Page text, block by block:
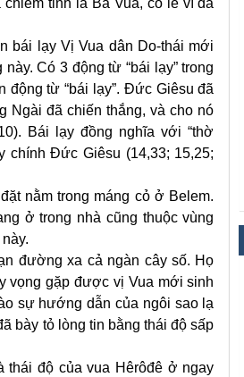
tinh là Ba Vua, có lẽ vì đã
bái lạy Vị Vua dân Do-thái mới
Có 3 động từ “bái lạy” trong
động từ “bái lạy”. Đức Giêsu đã
Ngài đã chiến thắng, và cho nó
Bái lạy đồng nghĩa với “thờ
chính Đức Giêsu (14,33; 15,25;
nằm trong máng cỏ ở Belem.
ở trong nhà cũng thuộc vùng
đường xa cả ngàn cây số. Họ
vọng gặp được vị Vua mới sinh
sự hướng dẫn của ngôi sao lạ
bày tỏ lòng tin bằng thái độ sấp
thái độ của vua Hêrôđê ở ngay